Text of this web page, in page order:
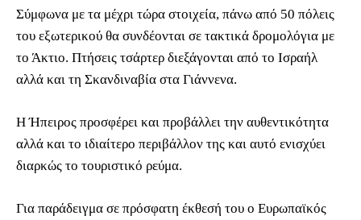
Σύμφωνα με τα μέχρι τώρα στοιχεία, πάνω από 50 πόλεις
του εξωτερικού θα συνδέονται σε τακτικά δρομολόγια με
το Άκτιο. Πτήσεις τσάρτερ διεξάγονται από το Ισραήλ
αλλά και τη Σκανδιναβία στα Γιάννενα.
Η Ήπειρος προσφέρει και προβάλλει την αυθεντικότητα
αλλά και το ιδιαίτερο περιβάλλον της και αυτό ενισχύει
διαρκώς το τουριστικό ρεύμα.
Για παράδειγμα σε πρόσφατη έκθεσή του ο Ευρωπαϊκός